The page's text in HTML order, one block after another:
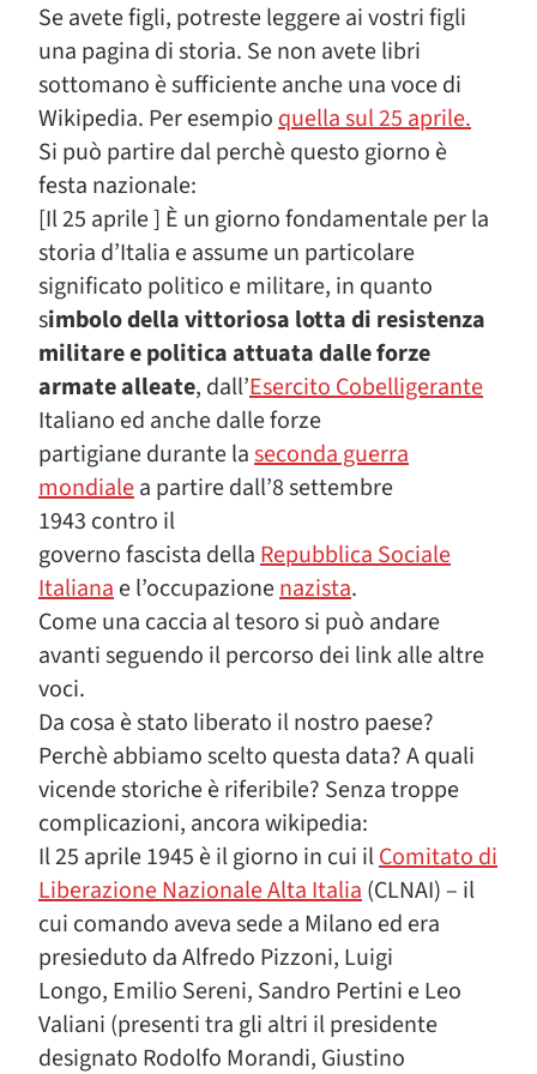
Se avete figli, potreste leggere ai vostri figli
una pagina di storia. Se non avete libri
sottomano è sufficiente anche una voce di
Wikipedia. Per esempioquella sul 25 aprile.
Si può partire dal perchè questo giorno è
festa nazionale:
[Il 25 aprile ] È un giorno fondamentale per la
storia d’Italia e assume un particolare
significato politico e militare, in quanto
simbolo della vittoriosa lotta di resistenza
militare e politica attuata dalle forze
armate alleate, dall’Esercito Cobelligerante
Italiano ed anche dalle forze
partigiane durante laseconda guerra
mondialea partire dall’8 settembre
1943 contro il
governo fascista dellaRepubblica Sociale
Italianae l’occupazionenazista.
Come una caccia al tesoro si può andare
avanti seguendo il percorso dei link alle altre
voci.
Da cosa è stato liberato il nostro paese?
Perchè abbiamo scelto questa data? A quali
vicende storiche è riferibile? Senza troppe
complicazioni, ancora wikipedia:
Il 25 aprile 1945 è il giorno in cui ilComitato di
Liberazione Nazionale Alta Italia(CLNAI) – il
cui comando aveva sede a Milano ed era
presieduto da Alfredo Pizzoni, Luigi
Longo, Emilio Sereni, Sandro Pertini e Leo
Valiani (presenti tra gli altri il presidente
designato Rodolfo Morandi, Giustino